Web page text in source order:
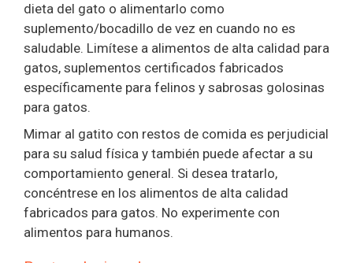
dieta del gato o alimentarlo como
suplemento/bocadillo de vez en cuando no es
saludable. Limítese a alimentos de alta calidad para
gatos, suplementos certificados fabricados
específicamente para felinos y sabrosas golosinas
para gatos.
Mimar al gatito con restos de comida es perjudicial
para su salud física y también puede afectar a su
comportamiento general. Si desea tratarlo,
concéntrese en los alimentos de alta calidad
fabricados para gatos. No experimente con
alimentos para humanos.